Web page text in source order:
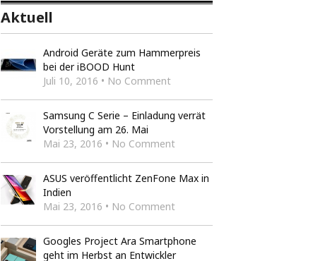
Aktuell
Android Geräte zum Hammerpreis
bei der iBOOD Hunt
Juli 10, 2016 • No Comment
Samsung C Serie – Einladung verrät
Vorstellung am 26. Mai
Mai 23, 2016 • No Comment
ASUS veröffentlicht ZenFone Max in
Indien
Mai 23, 2016 • No Comment
Googles Project Ara Smartphone
geht im Herbst an Entwickler